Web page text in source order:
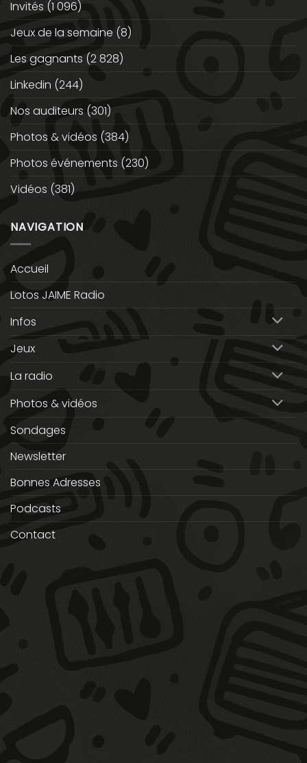
Invités (1 096)
Jeux de la semaine (8)
Les gagnants (2 828)
Linkedin (244)
Nos auditeurs (301)
Photos & vidéos (384)
Photos événements (230)
Vidéos (381)
NAVIGATION
Accueil
Lotos JAIME Radio
Infos
Jeux
La radio
Photos & vidéos
Sondages
Newsletter
Bonnes Adresses
Podcasts
Contact